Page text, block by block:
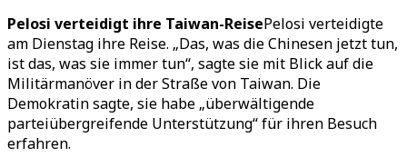
Pelosi verteidigt ihre Taiwan-ReisePelosi verteidigte
am Dienstag ihre Reise. „Das, was die Chinesen jetzt tun,
ist das, was sie immer tun“, sagte sie mit Blick auf die
Militärmanöver in der Straße von Taiwan. Die
Demokratin sagte, sie habe „überwältigende
parteiübergreifende Unterstützung“ für ihren Besuch
erfahren.